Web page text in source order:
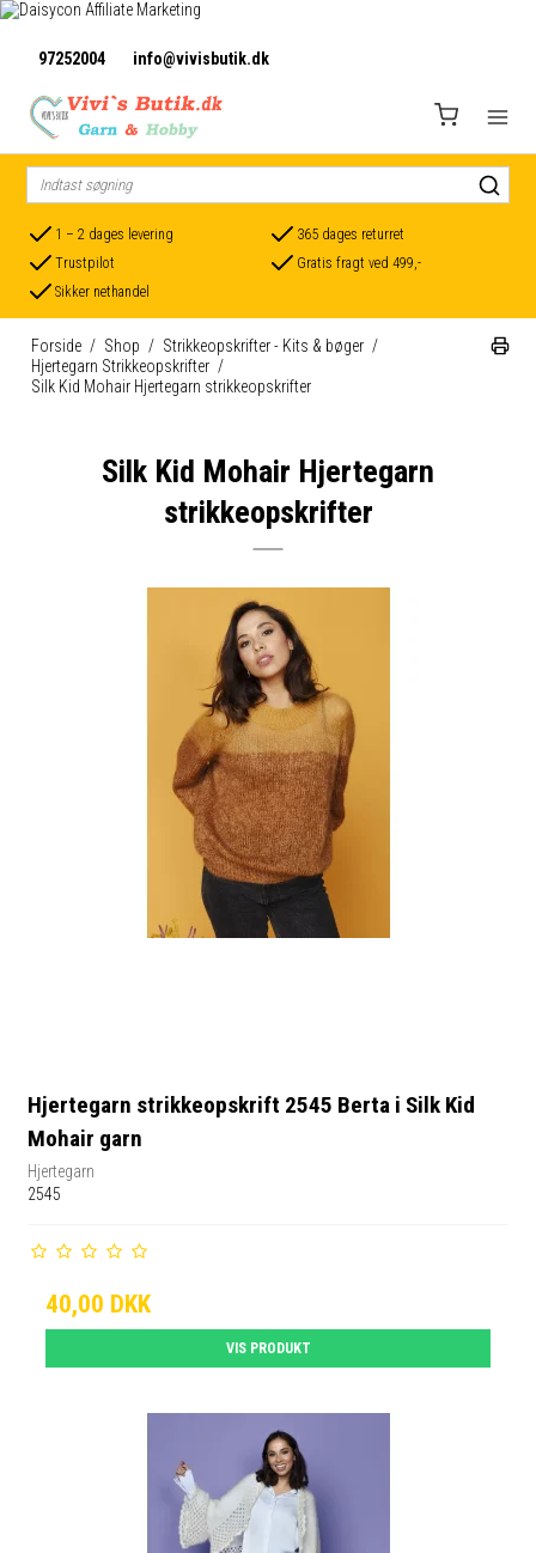
97252004 info@vivisbutik.dk
1 – 2 dages levering
365 dages returret
Trustpilot
Gratis fragt ved 499,-
Sikker nethandel
Forside / Shop / Strikkeopskrifter - Kits & bøger /
Hjertegarn Strikkeopskrifter /
Silk Kid Mohair Hjertegarn strikkeopskrifter
Silk Kid Mohair Hjertegarn
strikkeopskrifter
Hjertegarn strikkeopskrift 2545 Berta i Silk Kid
Mohair garn
Hjertegarn
2545
40,00 DKK
VIS PRODUKT